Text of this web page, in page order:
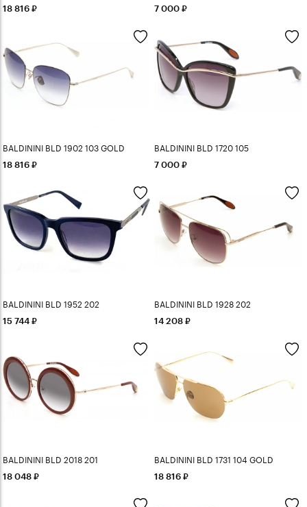
18 816 7 000
BALDININI BLD 1902 103 GOLD
18 816
BALDININI BLD 1720 105
7 000
BALDININI BLD 1952 202
15 744
BALDININI BLD 1928 202
14 208
BALDININI BLD 2018 201
18 048
BALDININI BLD 1731 104 GOLD
18 816